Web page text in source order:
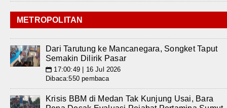
METROPOLITAN
Dari Tarutung ke Mancanegara, Songket Taput
Semakin Dilirik Pasar
📅 17:00:49 | 16 Jul 2026
Dibaca:550 pembaca
Krisis BBM di Medan Tak Kunjung Usai, Bara